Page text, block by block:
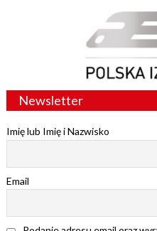
Newsletter
Imię lub Imię i Nazwisko
Email